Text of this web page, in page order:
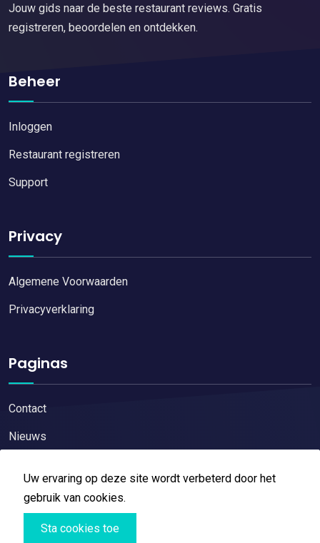
Uw ervaring op deze site wordt verbeterd door het
gebruik van cookies.
Sta cookies toe
Jouw gids naar de beste restaurant reviews. Gratis
registreren, beoordelen en ontdekken.
Beheer
Inloggen
Restaurant registreren
Support
Privacy
Algemene Voorwaarden
Privacyverklaring
Paginas
Contact
Nieuws
Copyright © 2026